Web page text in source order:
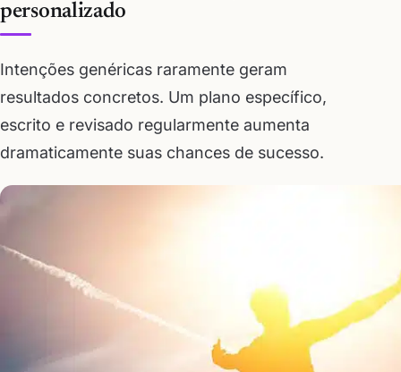
personalizado
Intenções genéricas raramente geram
resultados concretos. Um plano específico,
escrito e revisado regularmente aumenta
dramaticamente suas chances de sucesso.